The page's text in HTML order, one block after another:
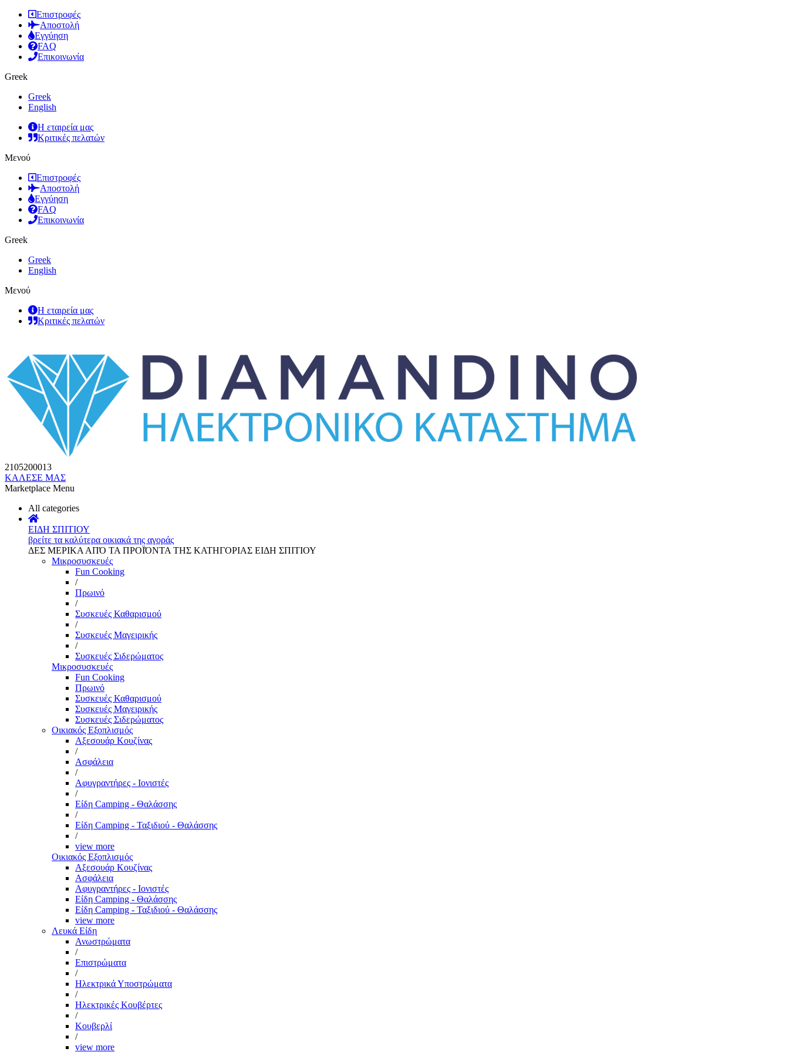
Επιστροφές
Αποστολή
Εγγύηση
FAQ
Επικοινωνία
Greek
Greek
English
Η εταιρεία μας
Κριτικές πελατών
Μενού
Επιστροφές
Αποστολή
Εγγύηση
FAQ
Επικοινωνία
Greek
Greek
English
Μενού
Η εταιρεία μας
Κριτικές πελατών
2105200013
ΚΑΛΕΣΕ ΜΑΣ
Marketplace Menu
All categories
ΕΙΔΗ ΣΠΙΤΙΟΥ
βρείτε τα καλύτερα οικιακά της αγοράς
ΔΕΣ ΜΕΡΙΚΑ ΑΠΌ ΤΑ ΠΡΟΪΌΝΤΑ ΤΗΣ ΚΑΤΗΓΟΡΙΑΣ ΕΙΔΗ ΣΠΙΤΙΟΥ
Μικροσυσκευές
Fun Cooking
/
Πρωινό
/
Συσκευές Καθαρισμού
/
Συσκευές Μαγειρικής
/
Συσκευές Σιδερώματος
Μικροσυσκευές
Fun Cooking
Πρωινό
Συσκευές Καθαρισμού
Συσκευές Μαγειρικής
Συσκευές Σιδερώματος
Οικιακός Εξοπλισμός
Αξεσουάρ Κουζίνας
/
Ασφάλεια
/
Αφυγραντήρες - Ιονιστές
/
Είδη Camping - Θαλάσσης
/
Είδη Camping - Ταξιδιού - Θαλάσσης
/
view more
Οικιακός Εξοπλισμός
Αξεσουάρ Κουζίνας
Ασφάλεια
Αφυγραντήρες - Ιονιστές
Είδη Camping - Θαλάσσης
Είδη Camping - Ταξιδιού - Θαλάσσης
view more
Λευκά Είδη
Ανωστρώματα
/
Επιστρώματα
/
Ηλεκτρικά Υποστρώματα
/
Ηλεκτρικές Κουβέρτες
/
Κουβερλί
/
view more